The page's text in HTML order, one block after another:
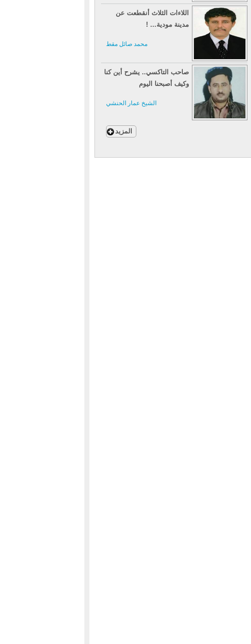
اللاءات الثلاث أنقطعت عن
مدينة مودية… !
محمد صائل مقط
صاحب التاكسي.. يشرح أين كنا
وكيف أصبحنا اليوم
الشيخ عمار الحنشي
المزيد